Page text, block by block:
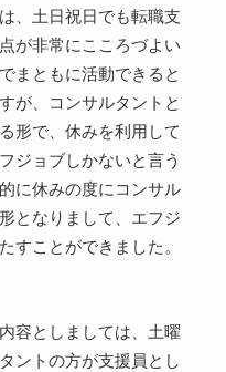
、土日祝日でも転職支
が非常にこころづよい
まともに活動できると
が、コンサルタントと
形で、休みを利用して
ジョブしかないと言う
に休みの度にコンサル
となりまして、エフジ
すことができました。
容としましては、土曜
ントの方が支援員とし